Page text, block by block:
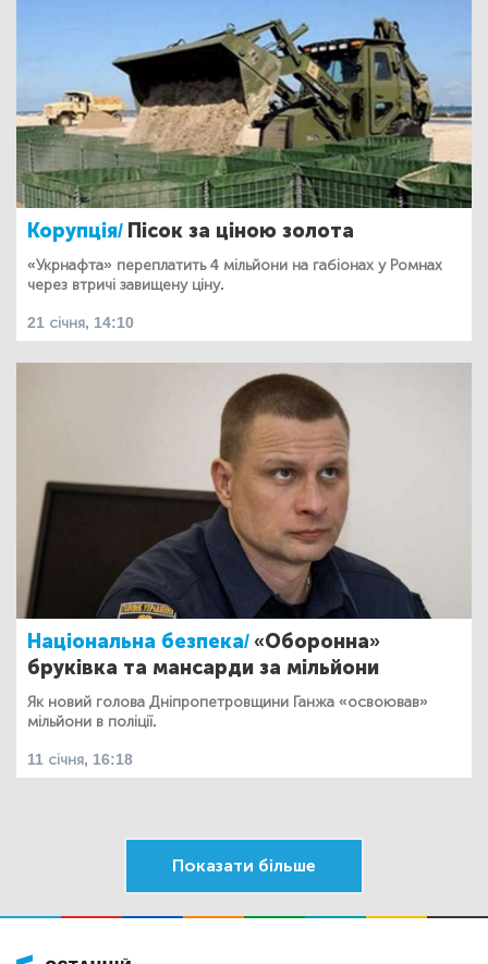
Корупція/ Пісок за ціною золота
«Укрнафта» переплатить 4 мільйони на габіонах у Ромнах
через втричі завищену ціну.
21 січня, 14:10
Національна безпека/«Оборонна»
бруківка та мансарди за мільйони
Як новий голова Дніпропетровщини Ганжа «освоював»
мільйони в поліції.
11 січня, 16:18
Показати більше